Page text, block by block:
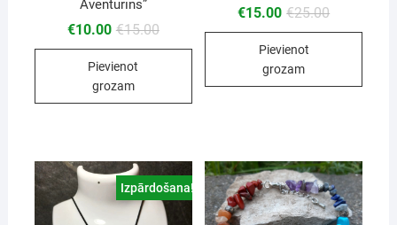
Aventurīns”
€15.00
€10.00
Pievienot
grozam
€25.00
€15.00
Pievienot
grozam
Izpārdošana!